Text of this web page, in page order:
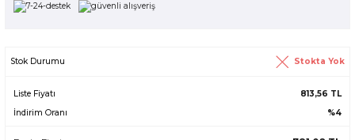
Stok Durumu Stokta Yok
Liste Fiyatı
813,56 TL
İndirim Oranı
%4